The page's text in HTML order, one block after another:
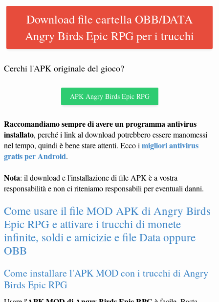
Download file cartella OBB/DATA
Angry Birds Epic RPG per i trucchi
Cerchi l'APK originale del gioco?
APK Angry Birds Epic RPG
Raccomandiamo sempre di avere un programma antivirus
installato, perché i link al download potrebbero essere manomessi
nel tempo, quindi è bene stare attenti. Ecco i migliori antivirus
gratis per Android.
Nota: il download e l'installazione di file APK è a vostra
responsabilità e non ci riteniamo responsabili per eventuali danni.
Come usare il file MOD APK di Angry Birds
Epic RPG e attivare i trucchi di monete
infinite, soldi e amicizie e file Data oppure
OBB
Come installare l'APK MOD con i trucchi di Angry
Birds Epic RPG